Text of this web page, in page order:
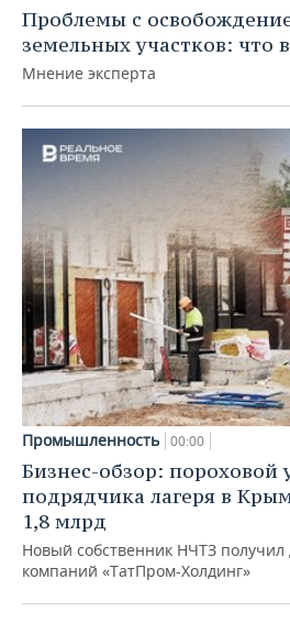
Проблемы с
земельных участков: что
Мнение эксперта
Промышленность 00:00
Бизнес-обзор: пороховой
подрядчика лагеря в
1,8 млрд
Новый собственник НЧТЗ
компаний «ТатПром-Холдинг»